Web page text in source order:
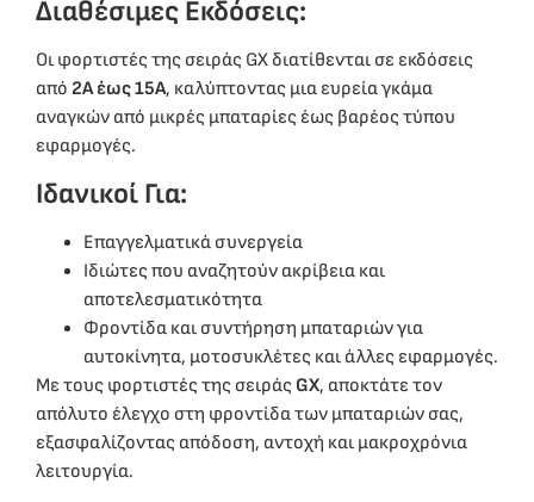
Διαθέσιμες Εκδόσεις:
Οι φορτιστές της σειράς GX διατίθενται σε εκδόσεις
από 2A έως 15A, καλύπτοντας μια ευρεία γκάμα
αναγκών από μικρές μπαταρίες έως βαρέος τύπου
εφαρμογές.
Ιδανικοί Για:
Επαγγελματικά συνεργεία
Ιδιώτες που αναζητούν ακρίβεια και
αποτελεσματικότητα
Φροντίδα και συντήρηση μπαταριών για
αυτοκίνητα, μοτοσυκλέτες και άλλες εφαρμογές.
Με τους φορτιστές της σειράς GX, αποκτάτε τον
απόλυτο έλεγχο στη φροντίδα των μπαταριών σας,
εξασφαλίζοντας απόδοση, αντοχή και μακροχρόνια
λειτουργία.